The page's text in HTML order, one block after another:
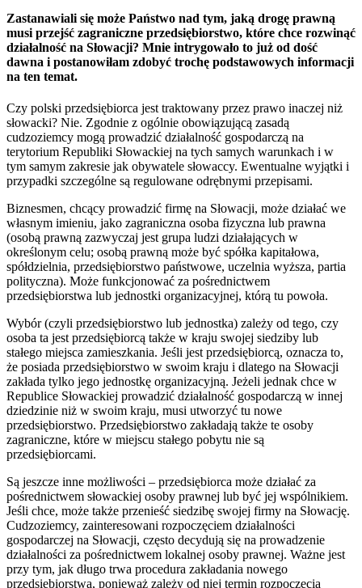
Zastanawiali się może Państwo nad tym, jaką drogę prawną
musi przejść zagraniczne przedsiębiorstwo, które chce rozwinąć
działalność na Słowacji? Mnie intrygowało to już od dość
dawna i postanowiłam zdobyć trochę podstawowych informacji
na ten temat.
Czy polski przedsiębiorca jest traktowany przez prawo inaczej niż
słowacki? Nie. Zgodnie z ogólnie obowiązującą zasadą
cudzoziemcy mogą prowadzić działalność gospodarczą na
terytorium Republiki Słowackiej na tych samych warunkach i w
tym samym zakresie jak obywatele słowaccy. Ewentualne wyjątki i
przypadki szczególne są regulowane odrębnymi przepisami.
Biznesmen, chcący prowadzić firmę na Słowacji, może działać we
własnym imieniu, jako zagraniczna osoba fizyczna lub prawna
(osobą prawną zazwyczaj jest grupa ludzi działających w
określonym celu; osobą prawną może być spółka kapitałowa,
spółdzielnia, przedsiębiorstwo państwowe, uczelnia wyższa, partia
polityczna). Może funkcjonować za pośrednictwem
przedsiębiorstwa lub jednostki organizacyjnej, którą tu powoła.
Wybór (czyli przedsiębiorstwo lub jednostka) zależy od tego, czy
osoba ta jest przedsiębiorcą także w kraju swojej siedziby lub
stałego miejsca zamieszkania. Jeśli jest przedsiębiorcą, oznacza to,
że posiada przedsiębiorstwo w swoim kraju i dlatego na Słowacji
zakłada tylko jego jednostkę organizacyjną. Jeżeli jednak chce w
Republice Słowackiej prowadzić działalność gospodarczą w innej
dziedzinie niż w swoim kraju, musi utworzyć tu nowe
przedsiębiorstwo. Przedsiębiorstwo zakładają także te osoby
zagraniczne, które w miejscu stałego pobytu nie są
przedsiębiorcami.
Są jeszcze inne możliwości – przedsiębiorca może działać za
pośrednictwem słowackiej osoby prawnej lub być jej wspólnikiem.
Jeśli chce, może także przenieść siedzibę swojej firmy na Słowację.
Cudzoziemcy, zainteresowani rozpoczęciem działalności
gospodarczej na Słowacji, często decydują się na prowadzenie
działalności za pośrednictwem lokalnej osoby prawnej. Ważne jest
przy tym, jak długo trwa procedura zakładania nowego
przedsiębiorstwa, ponieważ zależy od niej termin rozpoczęcia